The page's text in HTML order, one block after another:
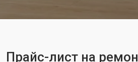
Прайс-лист на